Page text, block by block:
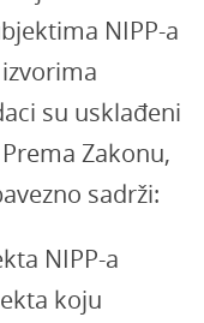
NIPP-a
su usklađeni
Zakonu,
sadrži:
NIPP-a
koju